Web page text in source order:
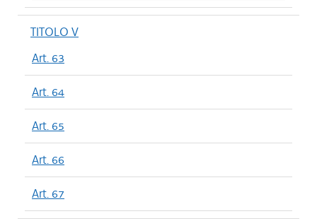
TITOLO V
Art. 63
Art. 64
Art. 65
Art. 66
Art. 67